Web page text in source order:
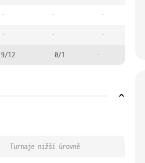
- - -
- - -
9/12 0/1 -
Turnaje nižší úrovně